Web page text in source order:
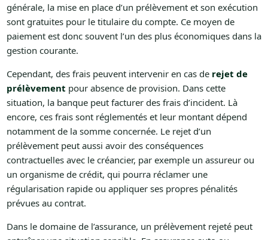
générale, la mise en place d’un prélèvement et son exécution
sont gratuites pour le titulaire du compte. Ce moyen de
paiement est donc souvent l’un des plus économiques dans la
gestion courante.
Cependant, des frais peuvent intervenir en cas de rejet de
prélèvement pour absence de provision. Dans cette
situation, la banque peut facturer des frais d’incident. Là
encore, ces frais sont réglementés et leur montant dépend
notamment de la somme concernée. Le rejet d’un
prélèvement peut aussi avoir des conséquences
contractuelles avec le créancier, par exemple un assureur ou
un organisme de crédit, qui pourra réclamer une
régularisation rapide ou appliquer ses propres pénalités
prévues au contrat.
Dans le domaine de l’assurance, un prélèvement rejeté peut